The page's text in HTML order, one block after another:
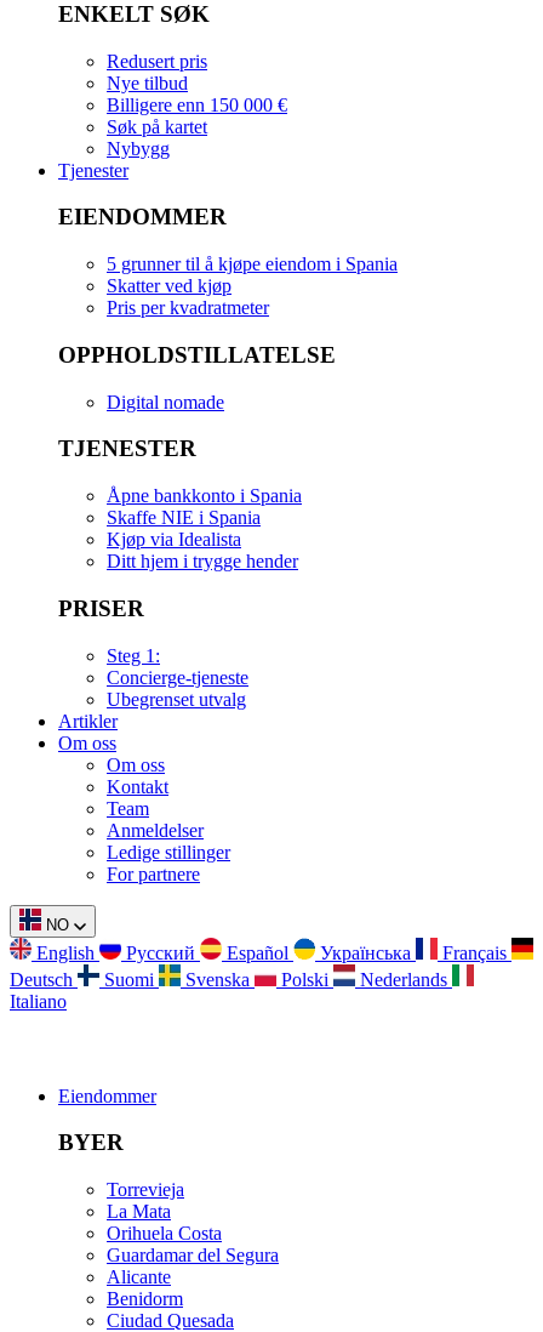
ENKELT SØK
Redusert pris
Nye tilbud
Billigere enn 150 000 €
Søk på kartet
Nybygg
Tjenester
EIENDOMMER
5 grunner til å kjøpe eiendom i Spania
Skatter ved kjøp
Pris per kvadratmeter
OPPHOLDSTILLATELSE
Digital nomade
TJENESTER
Åpne bankkonto i Spania
Skaffe NIE i Spania
Kjøp via Idealista
Ditt hjem i trygge hender
PRISER
Steg 1:
Concierge-tjeneste
Ubegrenset utvalg
Artikler
Om oss
Om oss
Kontakt
Team
Anmeldelser
Ledige stillinger
For partnere
NO
English Русский Español Українська
Français
Deutsch
Suomi Svenska Polski
Nederlands
Italiano
Eiendommer
BYER
Torrevieja
La Mata
Orihuela Costa
Guardamar del Segura
Alicante
Benidorm
Ciudad Quesada